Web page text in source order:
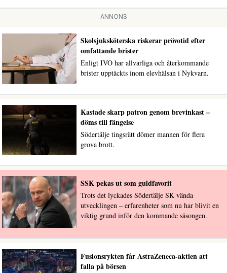
ANNONS
Skolsjuksköterska riskerar prövotid efter
omfattande brister
Enligt IVO har allvarliga och återkommande
brister upptäckts inom elevhälsan i Nykvarn.
Kastade skarp patron genom brevinkast –
döms till fängelse
Södertälje tingsrätt dömer mannen för flera
grova brott.
SSK pekas ut som guldfavorit
Trots det lyckades Södertälje SK vända
utvecklingen – erfarenheter som nu har blivit en
viktig grund inför den kommande säsongen.
Fusionsrykten får AstraZeneca-aktien att
falla på börsen